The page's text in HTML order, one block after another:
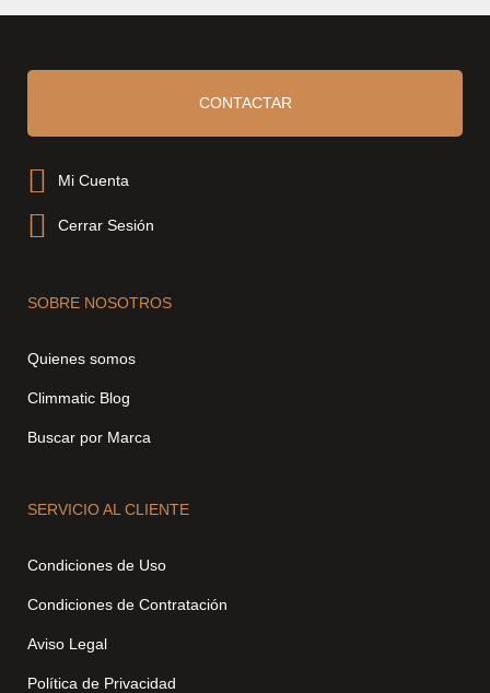
CONTACTAR
Mi Cuenta
Cerrar Sesión
SOBRE NOSOTROS
Quienes somos
Climmatic Blog
Buscar por Marca
SERVICIO AL CLIENTE
Condiciones de Uso
Condiciones de Contratación
Aviso Legal
Política de Privacidad